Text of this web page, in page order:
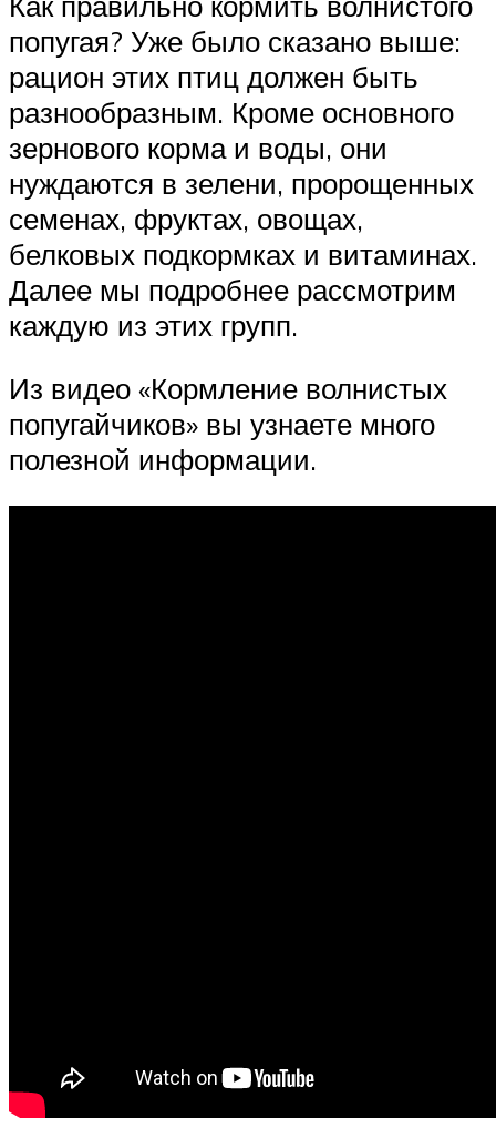
попугая? Уже было сказано выше:
рацион этих птиц должен быть
разнообразным. Кроме основного
зернового корма и воды, они
нуждаются в зелени, пророщенных
семенах, фруктах, овощах,
белковых подкормках и витаминах.
Далее мы подробнее рассмотрим
каждую из этих групп.
Из видео «Кормление волнистых
попугайчиков» вы узнаете много
полезной информации.